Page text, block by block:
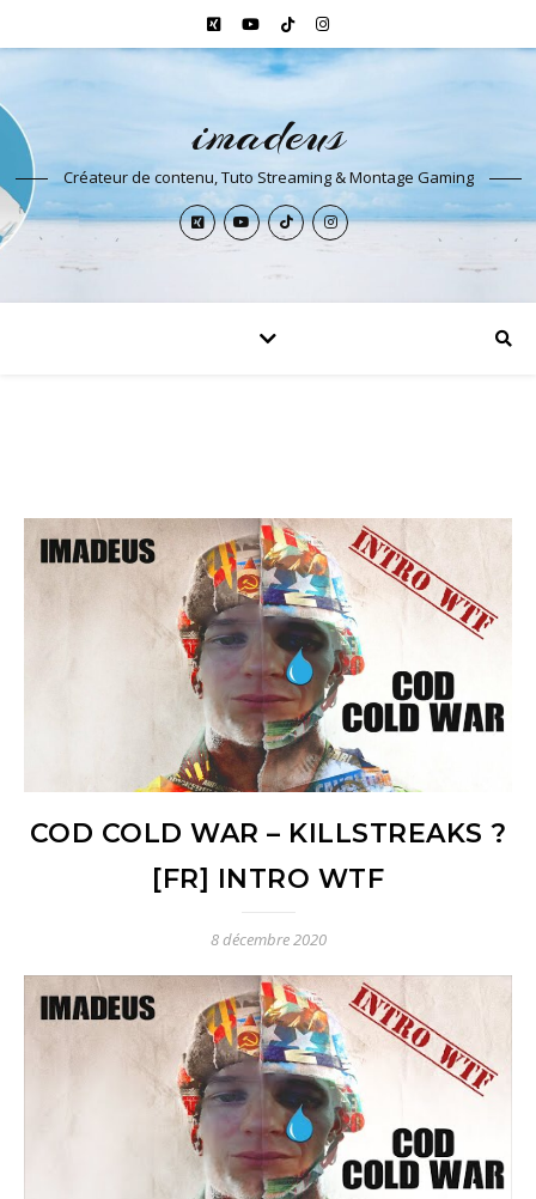
imadeus
Créateur de contenu, Tuto Streaming & Montage Gaming
COD COLD WAR – KILLSTREAKS ?
[FR] INTRO WTF
8 décembre 2020